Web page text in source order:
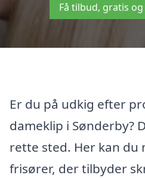
Få tilbud, gratis
Er du på udkig efter
dameklip i Sønderby?
rette sted. Her kan du
frisører, der tilbyder